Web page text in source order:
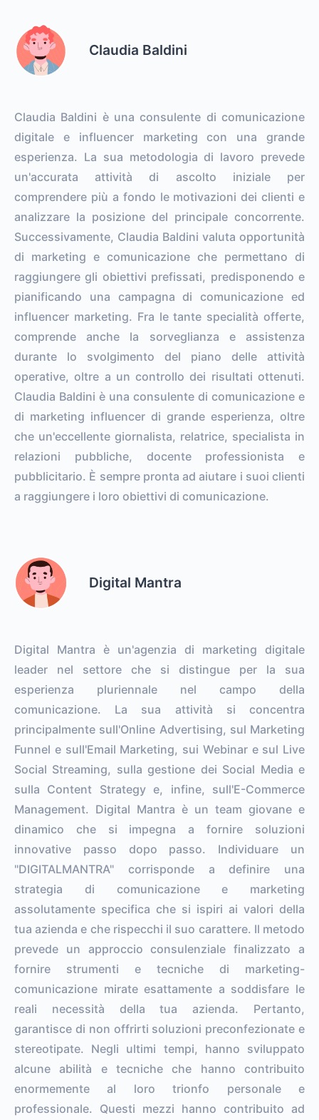
Claudia Baldini
Claudia Baldini è una consulente di comunicazione
digitale e influencer marketing con una grande
esperienza. La sua metodologia di lavoro prevede
un'accurata attività di ascolto iniziale per
comprendere più a fondo le motivazioni dei clienti e
analizzare la posizione del principale concorrente.
Successivamente, Claudia Baldini valuta opportunità
di marketing e comunicazione che permettano di
raggiungere gli obiettivi prefissati, predisponendo e
pianificando una campagna di comunicazione ed
influencer marketing. Fra le tante specialità offerte,
comprende anche la sorveglianza e assistenza
durante lo svolgimento del piano delle attività
operative, oltre a un controllo dei risultati ottenuti.
Claudia Baldini è una consulente di comunicazione e
di marketing influencer di grande esperienza, oltre
che un'eccellente giornalista, relatrice, specialista in
relazioni pubbliche, docente professionista e
pubblicitario. È sempre pronta ad aiutare i suoi clienti
a raggiungere i loro obiettivi di comunicazione.
Digital Mantra
Digital Mantra è un'agenzia di marketing digitale
leader nel settore che si distingue per la sua
esperienza pluriennale nel campo della
comunicazione. La sua attività si concentra
principalmente sull'Online Advertising, sul Marketing
Funnel e sull'Email Marketing, sui Webinar e sul Live
Social Streaming, sulla gestione dei Social Media e
sulla Content Strategy e, infine, sull'E-Commerce
Management. Digital Mantra è un team giovane e
dinamico che si impegna a fornire soluzioni
innovative passo dopo passo. Individuare un
"DIGITALMANTRA" corrisponde a definire una
strategia di comunicazione e marketing
assolutamente specifica che si ispiri ai valori della
tua azienda e che rispecchi il suo carattere. Il metodo
prevede un approccio consulenziale finalizzato a
fornire strumenti e tecniche di marketing-
comunicazione mirate esattamente a soddisfare le
reali necessità della tua azienda. Pertanto,
garantisce di non offrirti soluzioni preconfezionate e
stereotipate. Negli ultimi tempi, hanno sviluppato
alcune abilità e tecniche che hanno contribuito
enormemente al loro trionfo personale e
professionale. Questi mezzi hanno contribuito ad